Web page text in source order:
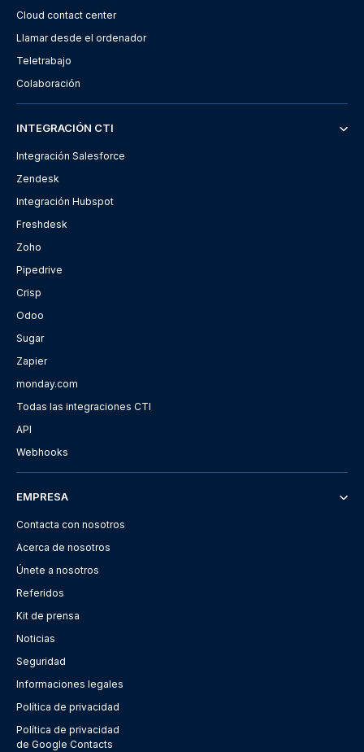
Cloud contact center
Llamar desde el ordenador
Teletrabajo
Colaboración
INTEGRACIÓN CTI
Integración Salesforce
Zendesk
Integración Hubspot
Freshdesk
Zoho
Pipedrive
Crisp
Odoo
Sugar
Zapier
monday.com
Todas las integraciones CTI
API
Webhooks
EMPRESA
Contacta con nosotros
Acerca de nosotros
Únete a nosotros
Referidos
Kit de prensa
Noticias
Seguridad
Informaciones legales
Política de privacidad
Política de privacidad
de Google Contacts